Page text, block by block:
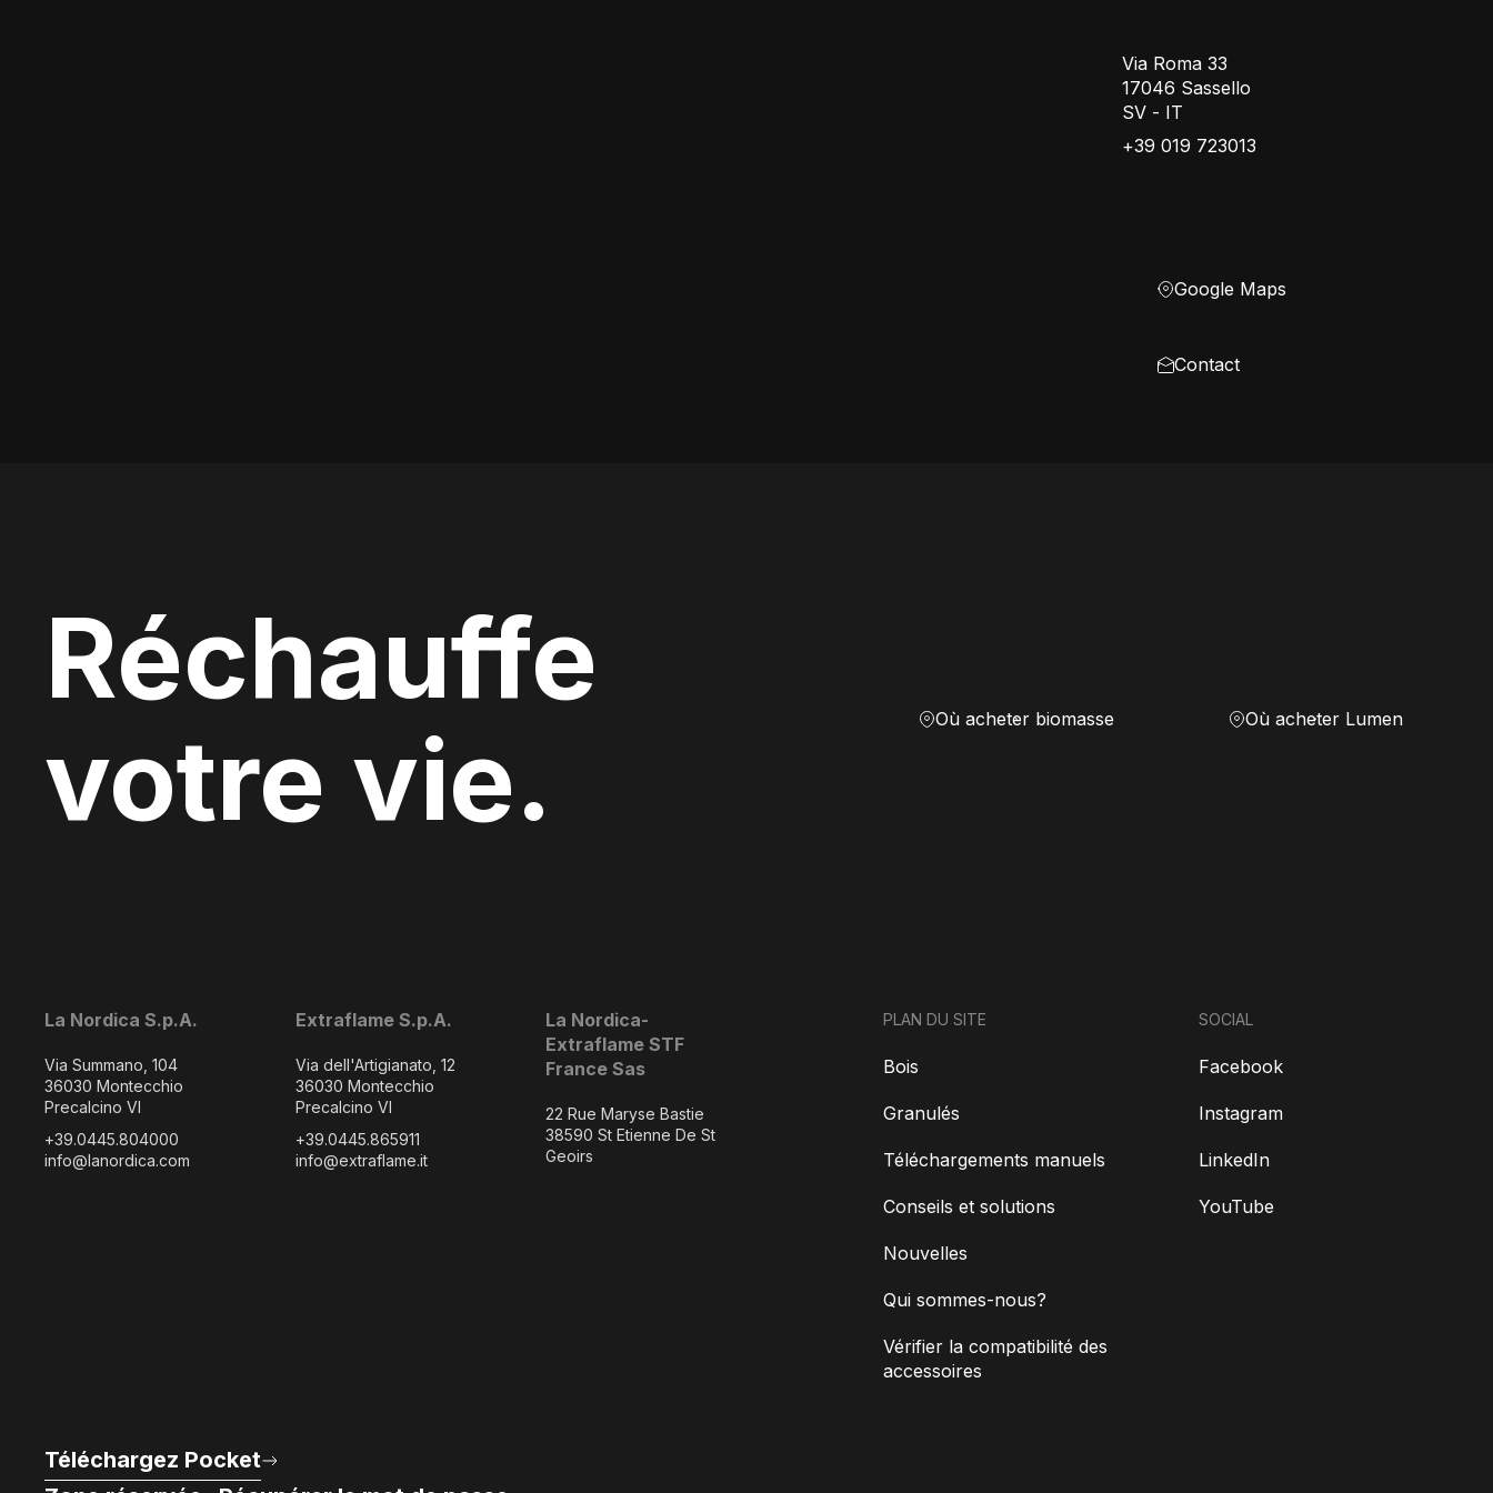
Via Roma 33
17046 Sassello
SV - IT
+39 019 723013
Google Maps
Contact
Réchauffe
votre vie.
Où acheter biomasse Où acheter Lumen
La Nordica S.p.A.
Via Summano, 104
36030 Montecchio
Precalcino VI
+39.0445.804000
info@lanordica.com
Extraflame S.p.A.
Via dell'Artigianato, 12
36030 Montecchio
Precalcino VI
+39.0445.865911
info@extraflame.it
La Nordica-
Extraflame STF
France Sas
22 Rue Maryse Bastie
38590 St Etienne De St
Geoirs
Téléchargez Pocket
PLAN DU SITE
Bois
Granulés
Téléchargements manuels
Conseils et solutions
Nouvelles
Qui sommes-nous?
Vérifier la compatibilité des
accessoires
SOCIAL
Facebook
Instagram
LinkedIn
YouTube